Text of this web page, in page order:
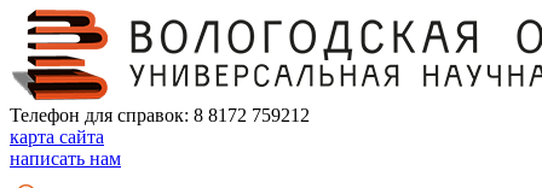
Телефон для справок: 8 8172 759212
карта сайта
написать нам